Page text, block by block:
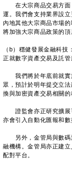
在大宗商品交易方面
運。我們會支持業界設
內地其他大宗商品市場
將加強大宗商品政策的頂
（b）穩健發展金融科
正就數字資產交易及託管
我們將於年底前就實
眾，預計於明年提交立
換與加密資產交易相關
證監會亦正研究擴展
亦會引入自動化匯報和數
另外，金管局與數碼
融機構。金管局亦正建
配對平台。